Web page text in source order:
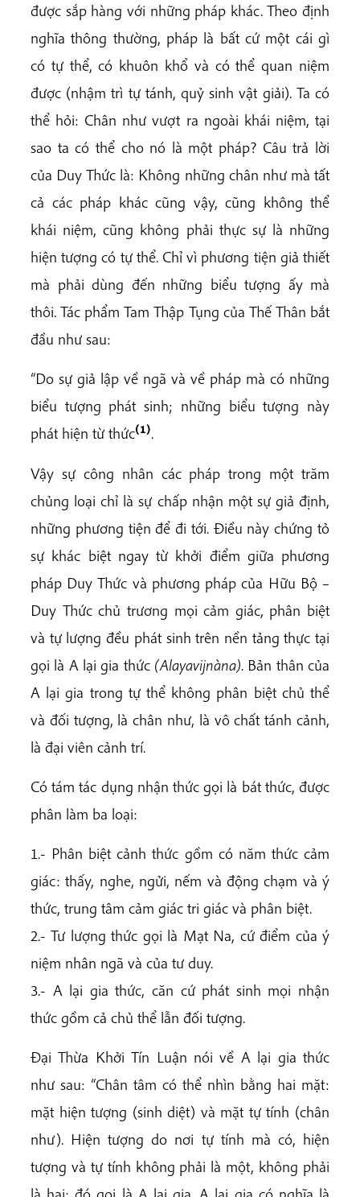
được sắp hàng với những pháp khác. Theo định
nghĩa thông thường, pháp là bất cứ một cái gì
có tự thể, có khuôn khổ và có thể quan niệm
được (nhậm trì tự tánh, quỷ sinh vật giải). Ta có
thể hỏi: Chân như vượt ra ngoài khái niệm, tại
sao ta có thể cho nó là một pháp? Câu trả lời
của Duy Thức là: Không những chân như mà tất
cả các pháp khác cũng vậy, cũng không thể
khái niệm, cũng không phải thực sự là những
hiện tượng có tự thể. Chỉ vì phương tiện giả thiết
mà phải dùng đến những biểu tượng ấy mà
thôi. Tác phẩm Tam Thập Tụng của Thế Thân bắt
đầu như sau:
“Do sự giả lập về ngã và về pháp mà có những
biểu tượng phát sinh; những biểu tượng này
phát hiện từ thức(1).
Vậy sự công nhân các pháp trong một trăm
chủng loại chỉ là sự chấp nhận một sự giả định,
những phương tiện để đi tới. Điều này chứng tỏ
sự khác biệt ngay từ khởi điểm giữa phương
pháp Duy Thức và phương pháp của Hữu Bộ –
Duy Thức chủ trương mọi cảm giác, phân biệt
và tự lượng đều phát sinh trên nền tảng thực tại
gọi là A lại gia thức (Alayavijnàna). Bản thân của
A lại gia trong tự thể không phân biệt chủ thể
và đối tượng, là chân như, là vô chất tánh cảnh,
là đại viên cảnh trí.
Có tám tác dụng nhận thức gọi là bát thức, được
phân làm ba loại:
1.- Phân biệt cảnh thức gồm có năm thức cảm
giác: thấy, nghe, ngửi, nếm và động chạm và ý
thức, trung tâm cảm giác tri giác và phân biệt.
2.- Tư lượng thức gọi là Mạt Na, cứ điểm của ý
niệm nhân ngã và của tư duy.
3.- A lại gia thức, căn cứ phát sinh mọi nhận
thức gồm cả chủ thể lẫn đối tượng.
Đại Thừa Khởi Tín Luận nói về A lại gia thức
như sau: “Chân tâm có thể nhìn bằng hai mặt:
mặt hiện tượng (sinh diệt) và mặt tự tính (chân
như). Hiện tượng do nơi tự tính mà có, hiện
tượng và tự tính không phải là một, không phải